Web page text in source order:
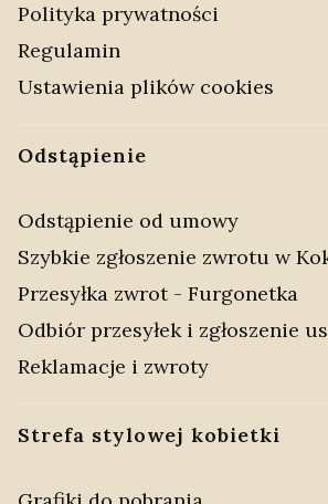
Polityka prywatności
Regulamin
Ustawienia plików cookies
Odstąpienie
Odstąpienie od umowy
Szybkie zgłoszenie zwrotu w
Przesyłka zwrot - Furgonetka
Odbiór przesyłek i zgłoszenie
Reklamacje i zwroty
Strefa stylowej kobietki